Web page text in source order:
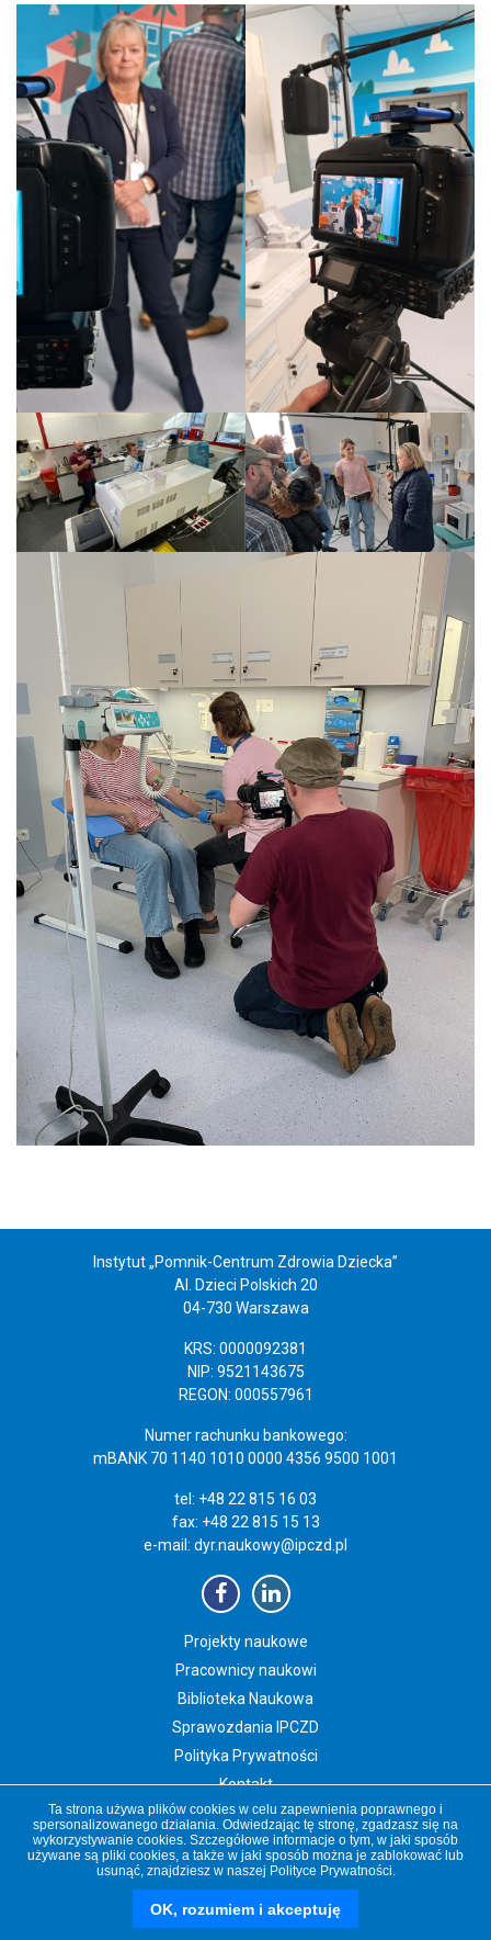
Instytut „Pomnik-Centrum Zdrowia Dziecka”
Al. Dzieci Polskich 20
04-730 Warszawa
KRS: 0000092381
NIP: 9521143675
REGON: 000557961
Numer rachunku bankowego:
mBANK 70 1140 1010 0000 4356 9500 1001
tel: +48 22 815 16 03
fax: +48 22 815 15 13
e-mail: dyr.naukowy@ipczd.pl
Projekty naukowe
Pracownicy naukowi
Biblioteka Naukowa
Sprawozdania IPCZD
Polityka Prywatności
Kontakt
Newsletter IPCZD
Copyright 2019 Instytut „Pomnik-Centrum Zdrowia Dziecka”
nauka.czd.pl
Ta strona używa plików cookies w celu zapewnienia poprawnego i
spersonalizowanego działania. Odwiedzając tę stronę, zgadzasz się na
wykorzystywanie cookies. Szczegółowe informacje o tym, w jaki sposób
używane są pliki cookies, a także w jaki sposób można je zablokować lub
usunąć, znajdziesz w naszej Polityce Prywatności.
OK, rozumiem i akceptuję